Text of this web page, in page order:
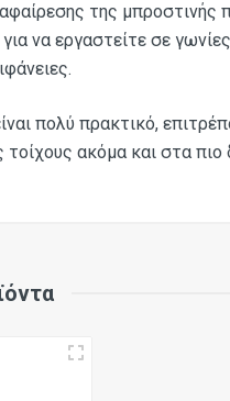
της μπροστινής
να εργαστείτε σε
πολύ πρακτικό,
τοίχους ακόμα και στα
Φορτίο